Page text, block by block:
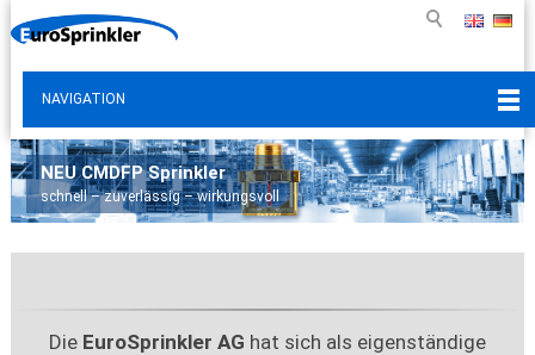
NAVIGATION
NEU CMDFP Sprinkler
schnell – zuverlässig – wirkungsvoll
Die EuroSprinkler AG hat sich als eigenständige